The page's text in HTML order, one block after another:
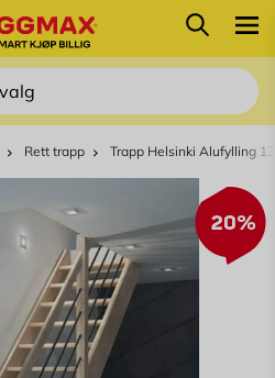
Søk
Rett trapp Trapp Helsinki Alufylling
20%